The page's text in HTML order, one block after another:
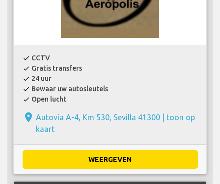
check CCTV
check Gratis transfers
check 24 uur
check Bewaar uw autosleutels
check Open lucht
place Autovía A-4, Km 530, Sevilla 41300 | toon op
kaart
WEERGEVEN